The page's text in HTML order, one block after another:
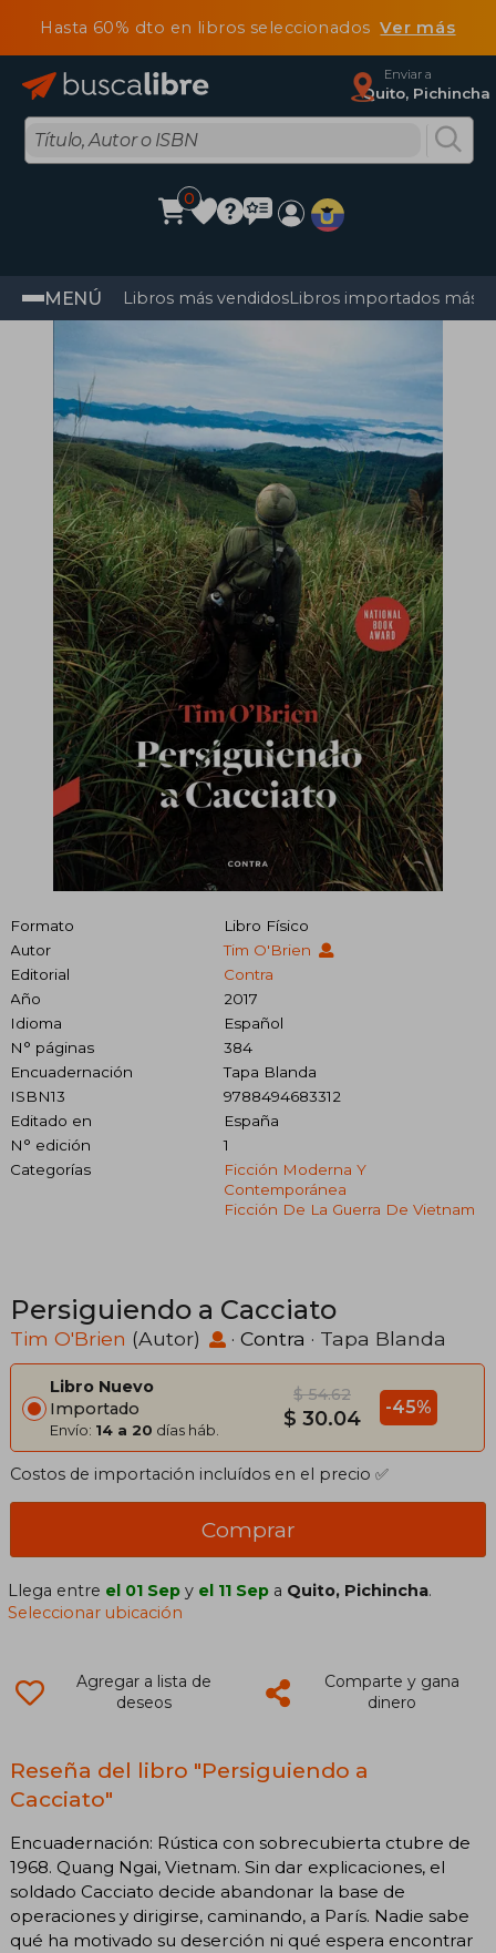
Hasta 60% dto en libros seleccionadosVer más
Enviar a
Quito, Pichincha
0
MENÚ Libros más vendidosLibros importados más
Formato
Libro Físico
Autor
Tim O'Brien
Editorial
Contra
Año
2017
Idioma
Español
N° páginas
384
Encuadernación
Tapa Blanda
ISBN13
9788494683312
Editado en
España
N° edición
1
Categorías
Ficción Moderna Y
Contemporánea
Ficción De La Guerra De Vietnam
Persiguiendo a Cacciato
Tim O'Brien (Autor) · Contra · Tapa Blanda
Libro Nuevo
Importado
Envío: 14 a 20 días háb.
$ 54.62
$ 30.04 -45%
Costos de importación incluídos en el precio ✅
Comprar
Llega entre el 01 Sep y el 11 Sep a Quito, Pichincha.
Seleccionar ubicación
Agregar a lista de
deseos
Comparte y gana
dinero
Reseña del libro "Persiguiendo a
Cacciato"
Encuadernación: Rústica con sobrecubierta ctubre de
1968. Quang Ngai, Vietnam. Sin dar explicaciones, el
soldado Cacciato decide abandonar la base de
operaciones y dirigirse, caminando, a París. Nadie sabe
qué ha motivado su deserción ni qué espera encontrar